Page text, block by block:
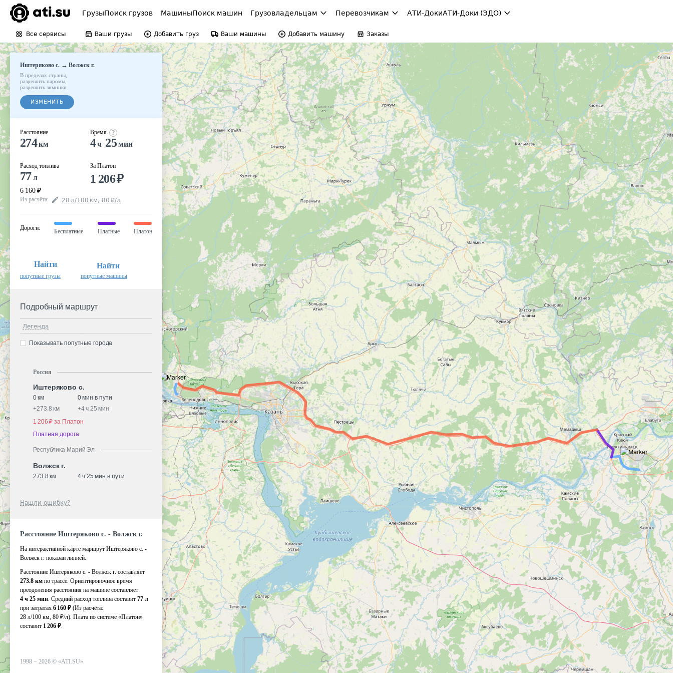
ГрузыПоиск грузов МашиныПоиск машин Грузовладельцам Перевозчикам АТИ-ДокиАТИ-Доки (ЭДО)
Все сервисы Ваши грузы Добавить груз Ваши машины Добавить машину Заказы
Иштеряково с.→Волжск г.
В пределах страны
разрешить паромы
разрешить зимники
ИЗМЕНИТЬ
Расстояние
274км
Расход топлива
77л
6 160 ₽
Время
4ч 25мин
За Платон
1 206₽
Из расчёта: 28 л/100 км, 80 ₽/л
Дороги:
Бесплатные Платные Платон
Найти
попутные грузы
Найти
попутные машины
Подробный маршрут
Легенда
Показывать попутные города
Россия
Иштеряково с.
0 км
0 мин в пути
+273.8 км +4 ч 25 мин
1 206 ₽ за Платон
Платная дорога
Республика Марий Эл
Волжск г.
273.8 км 4 ч 25 мин в пути
Нашли ошибку?
Расстояние Иштеряково с. - Волжск г.
На интерактивной карте маршрут Иштеряково с. -
Волжск г. показан линией.
Расстояние Иштеряково с. - Волжск г. составляет
273.8 км по трассе. Ориентировочное время
преодоления расстояния на машине составляет
4 ч 25 мин. Средний расход топлива составит 77 л
при затратах 6 160 ₽ (Из расчёта:
28 л/100 км, 80 ₽/л). Плата по системе «Платон»
составит 1 206 ₽.
1998 − 2026 © «ATI.SU»